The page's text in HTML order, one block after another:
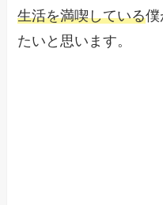
生活を満喫している僕
たいと思います。